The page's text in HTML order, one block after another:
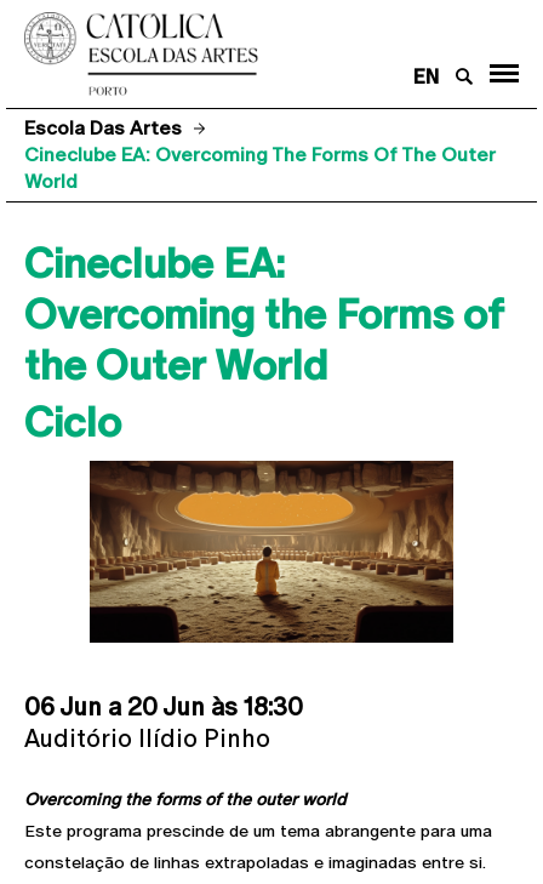
EN
Escola Das Artes
Cineclube EA: Overcoming The Forms Of The Outer
World
Cineclube EA:
Overcoming the Forms of
the Outer World
Ciclo
06 Jun a 20 Jun às 18:30
Auditório Ilídio Pinho
Overcoming the forms of the outer world
Este programa prescinde de um tema abrangente para uma
constelação de linhas extrapoladas e imaginadas entre si.